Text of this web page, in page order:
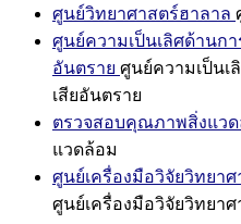
ศูนย์วิทยาศาสตร์ฮาลาล
ศูนย์ความเป็นเลิศด้านก
อันตราย ศูนย์ความเป็นเ
เสียอันตราย
ตรวจสอบคุณภาพสิ่งแว
แวดล้อม
ศูนย์เครื่องมือวิจัยวิทยาศ
ศูนย์เครื่องมือวิจัยวิทยาศ